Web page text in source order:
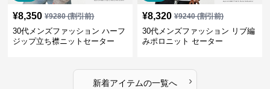
¥8,350 ¥9280(割引前)
30代メンズファッション ハーフ
ジップ立ち襟ニットセーター
¥8,320 ¥9240(割引前)
30代メンズファッション リブ編
みポロニット セーター
新着アイテムの一覧へ ›